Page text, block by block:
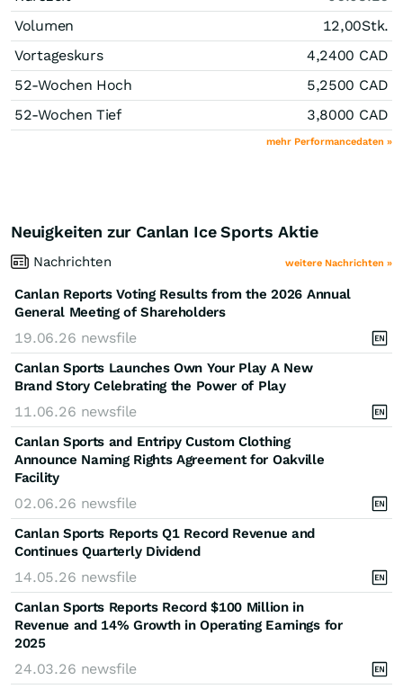
Volumen
12,00Stk.
Vortageskurs
4,2400 CAD
52-Wochen Hoch
5,2500 CAD
52-Wochen Tief
3,8000 CAD
mehr Performancedaten »
Neuigkeiten zur Canlan Ice Sports Aktie
Nachrichten weitere Nachrichten »
Canlan Reports Voting Results from the 2026 Annual
General Meeting of Shareholders
19.06.26 newsfile
Canlan Sports Launches Own Your Play A New
Brand Story Celebrating the Power of Play
11.06.26 newsfile
Canlan Sports and Entripy Custom Clothing
Announce Naming Rights Agreement for Oakville
Facility
02.06.26 newsfile
Canlan Sports Reports Q1 Record Revenue and
Continues Quarterly Dividend
14.05.26 newsfile
Canlan Sports Reports Record $100 Million in
Revenue and 14% Growth in Operating Earnings for
2025
24.03.26 newsfile